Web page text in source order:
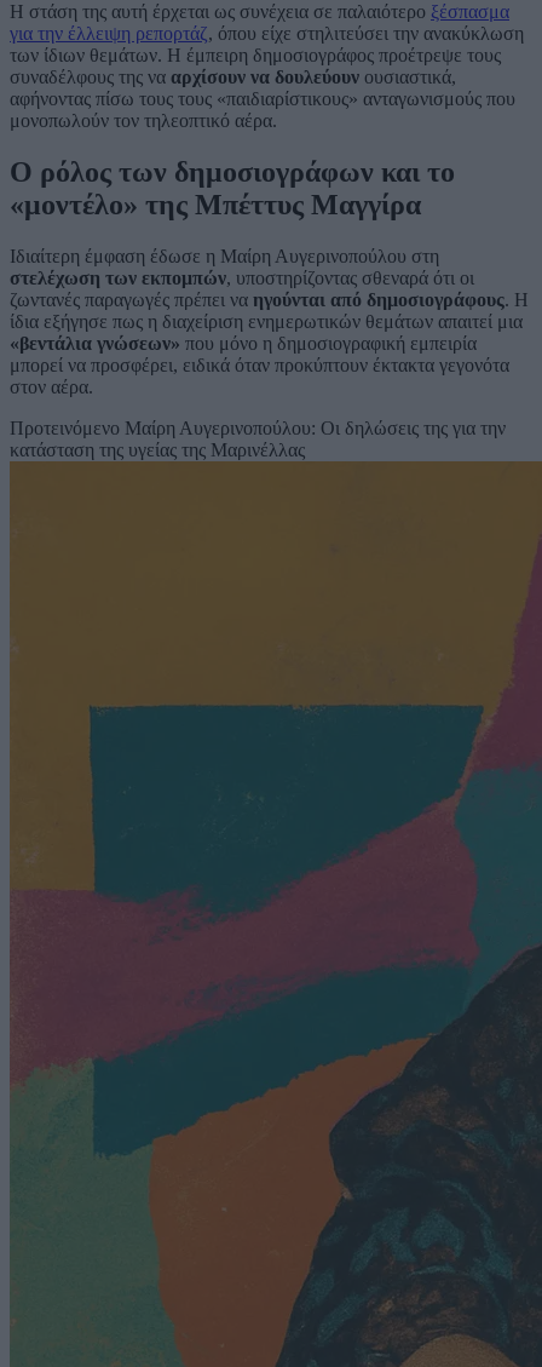
Η στάση της αυτή έρχεται ως συνέχεια σε παλαιότερο ξέσπασμα
για την έλλειψη ρεπορτάζ, όπου είχε στηλιτεύσει την ανακύκλωση
των ίδιων θεμάτων. Η έμπειρη δημοσιογράφος προέτρεψε τους
συναδέλφους της να αρχίσουν να δουλεύουν ουσιαστικά,
αφήνοντας πίσω τους τους «παιδιαρίστικους» ανταγωνισμούς που
μονοπωλούν τον τηλεοπτικό αέρα.
Ο ρόλος των δημοσιογράφων και το
«μοντέλο» της Μπέττυς Μαγγίρα
Ιδιαίτερη έμφαση έδωσε η Μαίρη Αυγερινοπούλου στη
στελέχωση των εκπομπών, υποστηρίζοντας σθεναρά ότι οι
ζωντανές παραγωγές πρέπει να ηγούνται από δημοσιογράφους. Η
ίδια εξήγησε πως η διαχείριση ενημερωτικών θεμάτων απαιτεί μια
«βεντάλια γνώσεων» που μόνο η δημοσιογραφική εμπειρία
μπορεί να προσφέρει, ειδικά όταν προκύπτουν έκτακτα γεγονότα
στον αέρα.
Προτεινόμενο Μαίρη Αυγερινοπούλου: Οι δηλώσεις της για την
κατάσταση της υγείας της Μαρινέλλας